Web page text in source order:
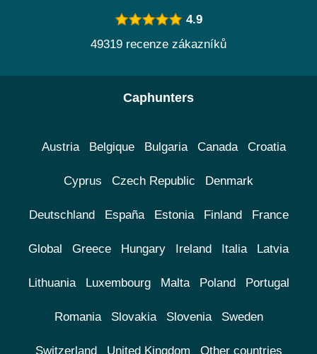
4.9
49319 recenze zákazníků
Caphunters
Austria Belgique Bulgaria Canada Croatia
Cyprus Czech Republic Denmark
Deutschland España Estonia Finland France
Global Greece Hungary Ireland Italia Latvia
Lithuania Luxembourg Malta Poland Portugal
Romania Slovakia Slovenia Sweden
Switzerland United Kingdom Other countries